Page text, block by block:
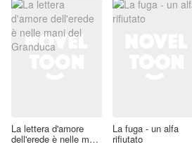
La lettera d'amore
dell'erede è nelle mani
La fuga - un alfa
rifiutato